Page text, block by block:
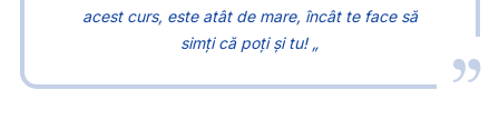
acest curs, este atât de mare, încât te face să
simți că poți și tu! „